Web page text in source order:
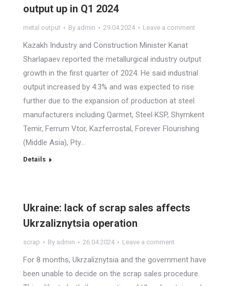
output up in Q1 2024
metal output By admin 29.04.2024 Leave a comment
Kazakh Industry and Construction Minister Kanat
Sharlapaev reported the metallurgical industry output
growth in the first quarter of 2024. He said industrial
output increased by 4.3% and was expected to rise
further due to the expansion of production at steel
manufacturers including Qarmet, Steel KSP, Shymkent
Temir, Ferrum Vtor, Kazferrostal, Forever Flourishing
(Middle Asia), Pty…
Details
Ukraine: lack of scrap sales affects
Ukrzaliznytsia operation
scrap By admin 26.04.2024 Leave a comment
For 8 months, Ukrzaliznytsia and the government have
been unable to decide on the scrap sales procedure.